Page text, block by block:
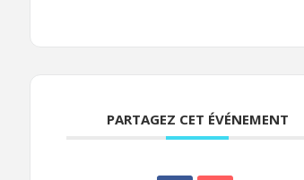
PARTAGEZ CET ÉVÉNEMENT